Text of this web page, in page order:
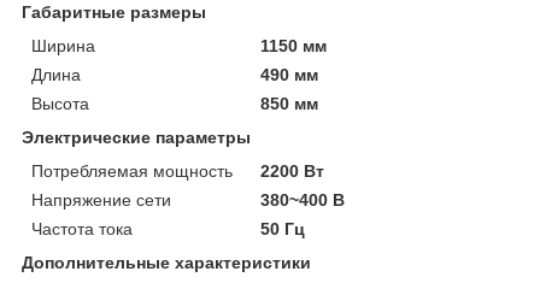
Габаритные размеры
Ширина
1150 мм
Длина
490 мм
Высота
850 мм
Электрические параметры
Потребляемая мощность
2200 Вт
Напряжение сети
380~400 В
Частота тока
50 Гц
Дополнительные характеристики